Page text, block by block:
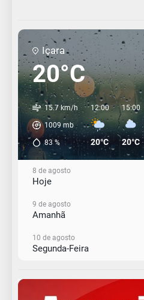
Içara
20°C
15.7 km/h
1009 mb
83%
12:00
20°C
15:00
20°C
8 de agosto
Hoje
9 de agosto
Amanhã
10 de agosto
Segunda-Feira
Terça-Feira